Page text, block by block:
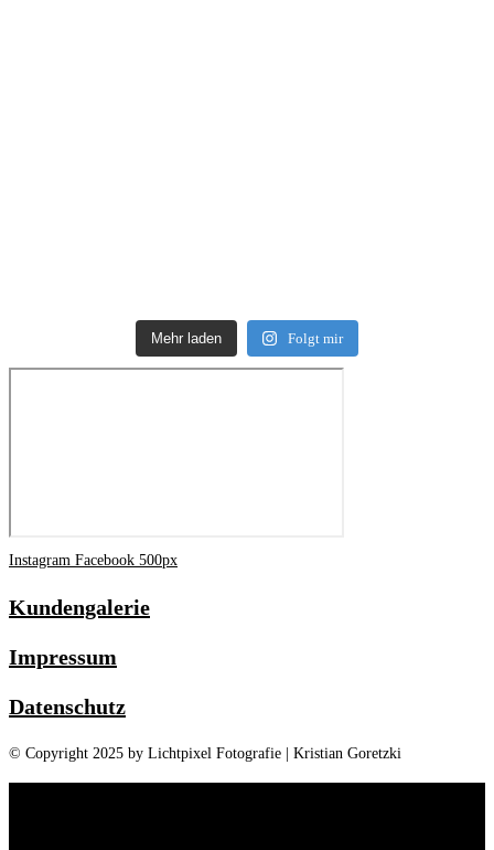
Mehr laden Folgt mir
Instagram Facebook 500px
Kundengalerie
Impressum
Datenschutz
© Copyright 2025 by Lichtpixel Fotografie | Kristian Goretzki